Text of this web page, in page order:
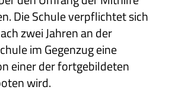
Die Schule verpflichtet sich
zwei Jahren an der
im Gegenzug eine
einer der fortgebildeten
wird.